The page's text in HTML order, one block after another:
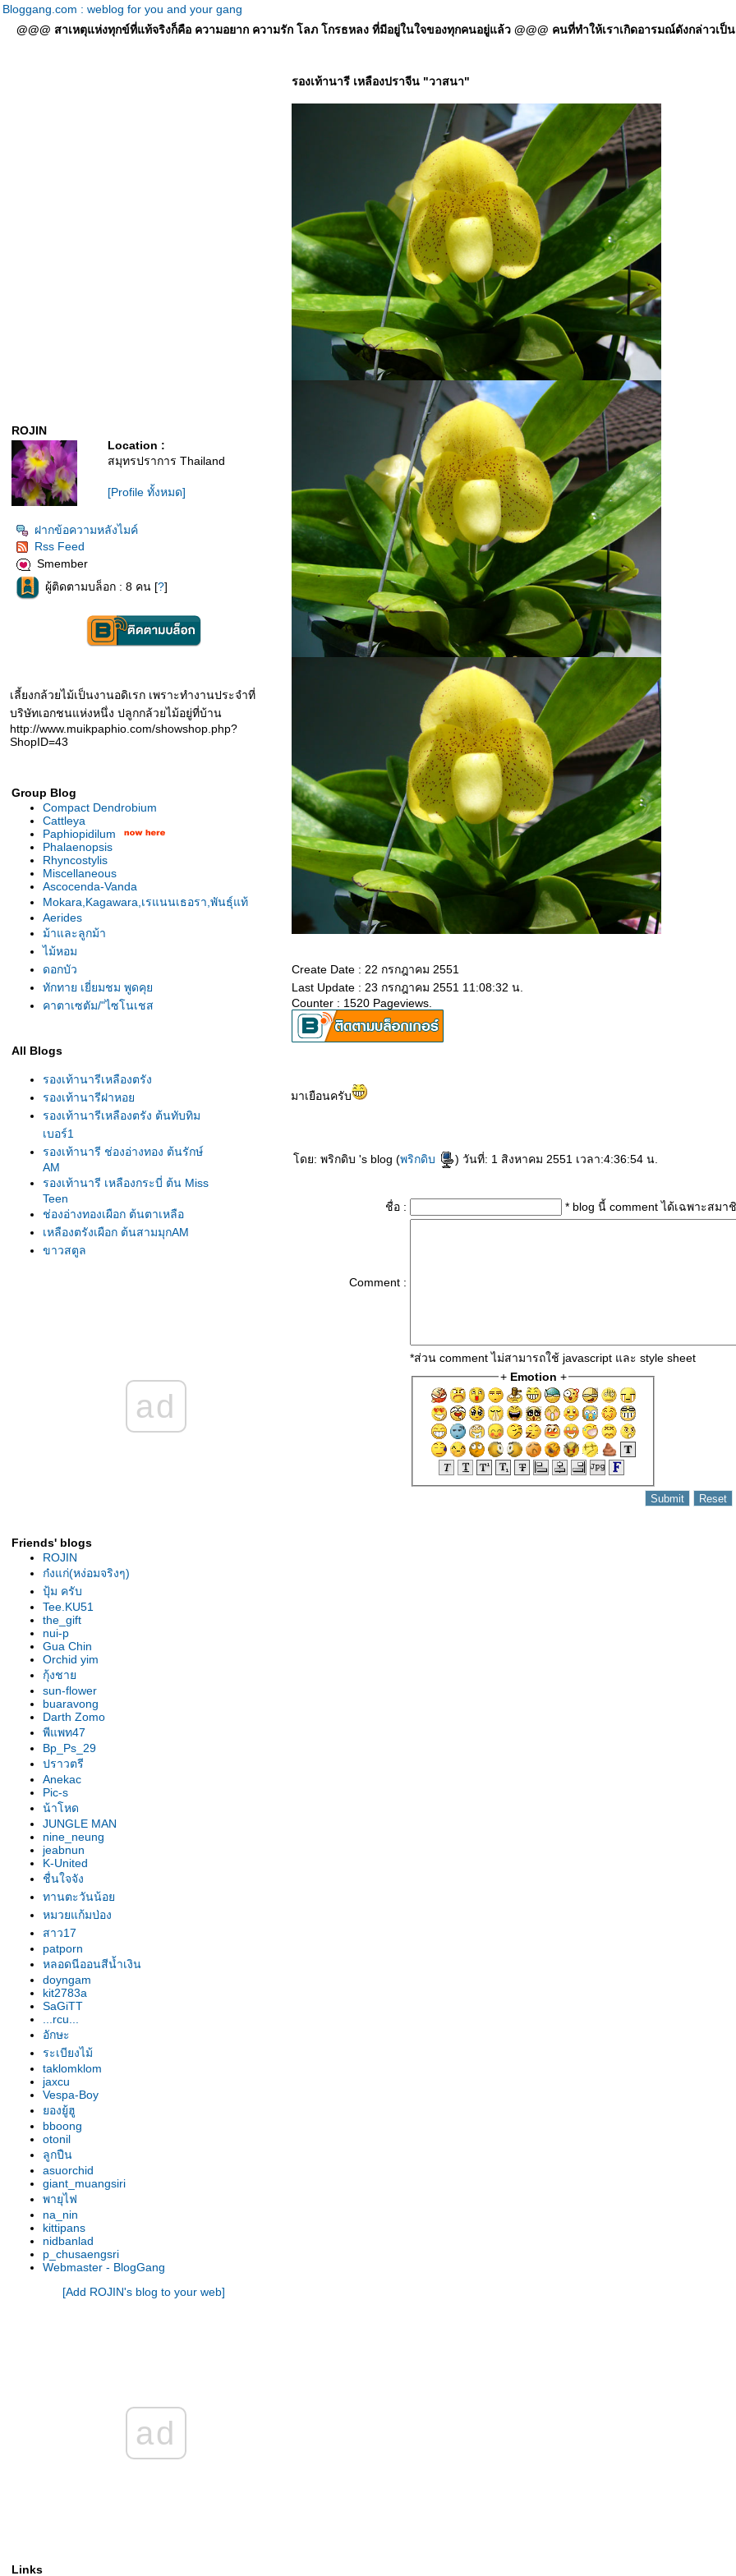
Bloggang.com : weblog for you and your gang
@@@ สาเหตุแห่งทุกข์ที่แท้จริงก็คือ ความอยาก ความรัก โลภ โกรธหลง ที่มีอยู่ในใจของทุกคนอยู่แล้ว @@@ คนที่ทำให้เราเกิดอารมณ์ดังกล่าวเ
ROJIN
Location :
สมุทรปราการ Thailand
[Profile ทั้งหมด]
ฝากข้อความหลังไมค์
Rss Feed
Smember
ผู้ติดตามบล็อก : 8 คน [?]
เลี้ยงกล้วยไม้เป็นงานอดิเรก เพราะทำงานประจำที่
บริษัทเอกชนแห่งหนึ่ง ปลูกกล้วยไม้อยู่ที่บ้าน
http://www.muikpaphio.com/showshop.php?
ShopID=43
Group Blog
Compact Dendrobium
Cattleya
Paphiopidilum
Phalaenopsis
Rhyncostylis
Miscellaneous
Ascocenda-Vanda
Mokara,Kagawara,เรแนนเธอรา,พันธุ์แท้
Aerides
ม้าและลูกม้า
ไม้หอม
ดอกบัว
ทักทาย เยี่ยมชม พูดคุ
คาตาเซตัม/"ไซโนเชส
All Blogs
รองเท้านารีเหลืองตรัง
รองเท้านารีฝาหอ
รองเท้านารีเหลืองตรัง ต้นทับทิม
เบอร์1
รองเท้านารี ช่องอ่างทอง ต้นรักษ์
AM
รองเท้านารี เหลืองกระบี่ ต้น Miss
Teen
ช่องอ่างทองเผือก ต้นตาเหลือ
เหลืองตรังเผือก ต้นสามมุกAM
ขาวสตูล
รองเท้านารีเหลืองกระบี่ ต้นกระบี่
รองเท้านารีเหลืองกระบี่ ต้นสนธยา
รองเท้านารี เหลืองกระบี่ ต้น" 2 in
1"
รองเท้านารี ขาวสตูล ต้น
ลาดกระบัง
เหลืองตรัง "The Disc"
เหลืองตรัง " ของแปลก "
รองเท้านารี ฝาหอย 2009
รองเท้านารี ฝาหอย9
รองเท้านารี ฝาหอย2008
รองเท้านารีฝาหอย ที่2ลาดกระบัง
รองเท้านารี เหลีองปราจีน ต้น
สวนหลวง
รองเท้านารี เหลืองปราจีน "
มิตรภาพ "
รองเท้านารีลูกผสม3สา
รองเท้านารี เหลืองปราจีน"อัญชลี"
รองเท้านารี เหลืองปราจีน "กลมบ็
อก"
รองเท้านารี เหลืองปราจีน "สุธี
วรรณ"
รองเท้านารี เหลืองปราจีน "สาธิต"
รองเท้านารี เหลืองปราจีน
"วาสนา"
รองเท้านารี ฝาหอ
รองเท้านารี JC9
รองเท้านารี เหลืองปราจีน
รองเท้านารี JC16
รองเท้านารี JC16
รองเท้านารี เหลืองปราจีน*ช่อง
อ่างทองเผือก
รองเท้านารี เหลืองปราจีน
รองเท้านารี ขาวชุมพร
รองเท้านารี เหลืงกระบี่*เกลาโคไฟ
ลุม
รองเท้านารี เหลืองปราจีน*ช่อง
อ่างทองเผือก
รองเท้านารี เหลืองปราจีน
รองเท้านารี เหลืองปราจีน
รองเท้านารี เหลิองตรัง
รองเท้านารี กระบี่ x เกาโค
รองเท้านารี เหลืองตรัง
รองเท้านารี ขาวชุมพร
รองเท้านารี เหลืองปราจีน x ช่อง
รองเท้านารี ขาวสตูล
รองเท้านารี ดอกเตอร์ แจค
ad
Friends' blogs
ROJIN
ก๋งแก่(หง่อมจริงๆ)
ปุ้ม ครับ
Tee.KU51
the_gift
nui-p
Gua Chin
Orchid yim
กุ้งชา
sun-flower
buaravong
Darth Zomo
พีแพท47
Bp_Ps_29
ปราวตรี
Anekac
Pic-s
น้าโหด
JUNGLE MAN
nine_neung
jeabnun
K-United
ชื่นใจจัง
ทานตะวันน้อ
หมวยแก้มป่อง
สาว17
patporn
หลอดนีออนสีน้ำเงิน
doyngam
kit2783a
SaGiTT
...rcu...
อักษะ
ระเบียงไม้
taklomklom
jaxcu
Vespa-Boy
องยู้ฮู
bboong
otonil
ลูกปืน
asuorchid
giant_muangsiri
พายุไฟ
na_nin
kittipans
nidbanlad
p_chusaengsri
Webmaster - BlogGang
[Add ROJIN's blog to your web]
ad
Links
รองเท้านารี เหลืองปราจีน "วาสนา"
Create Date : 22 กรกฎาคม 2551
Last Update : 23 กรกฎาคม 2551 11:08:32 น.
Counter : 1520 Pageviews.
มาเยือนครับ
ดย: พริกดิบ 's blog (พริกดิบ ) วันที่: 1 สิงหาคม 2551 เวลา:4:36:54 น.
ชื่อ : * blog นี้ comment ได้เฉพาะสมา
Comment :
*ส่วน comment ไม่สามารถใช้ javascript และ style sheet
+ Emotion +